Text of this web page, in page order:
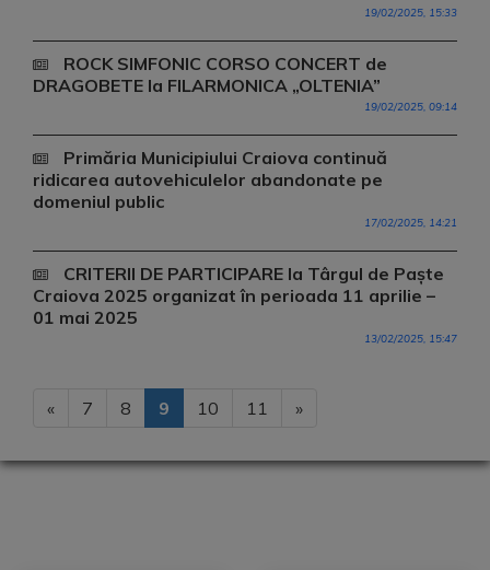
19/02/2025, 15:33
ROCK SIMFONIC CORSO CONCERT de
DRAGOBETE la FILARMONICA „OLTENIA”
19/02/2025, 09:14
Primăria Municipiului Craiova continuă
ridicarea autovehiculelor abandonate pe
domeniul public
17/02/2025, 14:21
CRITERII DE PARTICIPARE la Târgul de Paște
Craiova 2025 organizat în perioada 11 aprilie –
01 mai 2025
13/02/2025, 15:47
« 7 8 9 10 11 »